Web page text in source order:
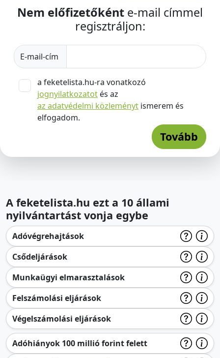
Nem előfizetőként e-mail címmel
regisztráljon:
E-mail-cím
a feketelista.hu-ra vonatkozó
jognyilatkozatot és az
az adatvédelmi közleményt ismerem és
elfogadom.
Tovább
A feketelista.hu ezt a 10 állami
nyilvántartást vonja egybe
Adóvégrehajtások
Csődeljárások
Munkaügyi elmarasztalások
Felszámolási eljárások
Végelszámolási eljárások
Adóhiányok 100 millió forint felett